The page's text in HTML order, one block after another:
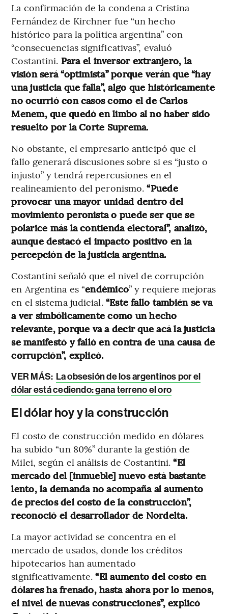
La confirmación de la condena a Cristina
Fernández de Kirchner fue “un hecho
histórico para la política argentina” con
“consecuencias significativas”, evaluó
Costantini. Para el inversor extranjero, la
visión será “optimista” porque verán que “hay
una justicia que falla”, algo que históricamente
no ocurrió con casos como el de Carlos
Menem, que quedó en limbo al no haber sido
resuelto por la Corte Suprema.
No obstante, el empresario anticipó que el
fallo generará discusiones sobre si es “justo o
injusto” y tendrá repercusiones en el
realineamiento del peronismo.“Puede
provocar una mayor unidad dentro del
movimiento peronista o puede ser que se
polarice más la contienda electoral”, analizó,
aunque destacó el impacto positivo en la
percepción de la justicia argentina.
Costantini señaló que el nivel de corrupción
en Argentina es “endémico” y requiere mejoras
en el sistema judicial. “Este fallo también se va
a ver simbólicamente como un hecho
relevante, porque va a decir que acá la justicia
se manifestó y falló en contra de una causa de
corrupción”, explicó.
VER MÁS: La obsesión de los argentinos por el
dólar está cediendo: gana terreno el oro
El dólar hoy y la construcción
El costo de construcción medido en dólares
ha subido “un 80%” durante la gestión de
Milei, según el análisis de Costantini.“El
mercado del [inmueble] nuevo está bastante
lento, la demanda no acompaña al aumento
de precios del costo de la construcción”,
reconoció el desarrollador de Nordelta.
La mayor actividad se concentra en el
mercado de usados, donde los créditos
hipotecarios han aumentado
significativamente.“El aumento del costo en
dólares ha frenado, hasta ahora por lo menos,
el nivel de nuevas construcciones”, explicó